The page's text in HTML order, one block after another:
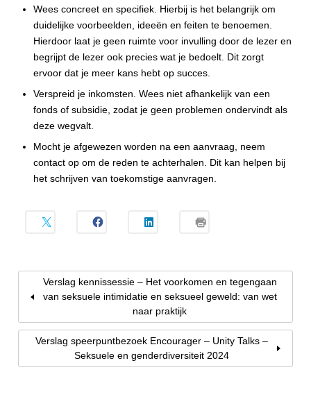
Wees concreet en specifiek. Hierbij is het belangrijk om
duidelijke voorbeelden, ideeën en feiten te benoemen.
Hierdoor laat je geen ruimte voor invulling door de lezer en
begrijpt de lezer ook precies wat je bedoelt. Dit zorgt
ervoor dat je meer kans hebt op succes.
Verspreid je inkomsten. Wees niet afhankelijk van een
fonds of subsidie, zodat je geen problemen ondervindt als
deze wegvalt.
Mocht je afgewezen worden na een aanvraag, neem
contact op om de reden te achterhalen. Dit kan helpen bij
het schrijven van toekomstige aanvragen.
Verslag kennissessie – Het voorkomen en tegengaan
van seksuele intimidatie en seksueel geweld: van wet
naar praktijk
Verslag speerpuntbezoek Encourager – Unity Talks –
Seksuele en genderdiversiteit 2024